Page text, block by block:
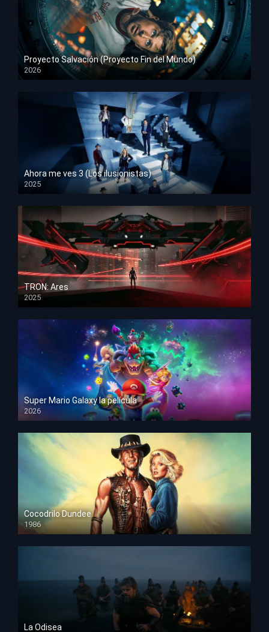
Proyecto Salvación (Proyecto Fin del Mundo)
2026
HD 1080p
Ahora me ves 3 (Los ilusionistas)
2025
HD 1080p
TRON: Ares
2025
HD 1080p
Super Mario Galaxy la película
2026
HD 1080p
Cocodrilo Dundee
1986
HD 1080p
La Odisea